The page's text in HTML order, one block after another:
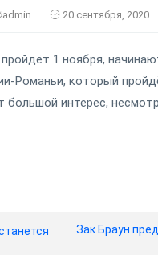
admin 20 сентября, 2020
1 ноября,
Романьи, который
большой интерес,
Зак Браун